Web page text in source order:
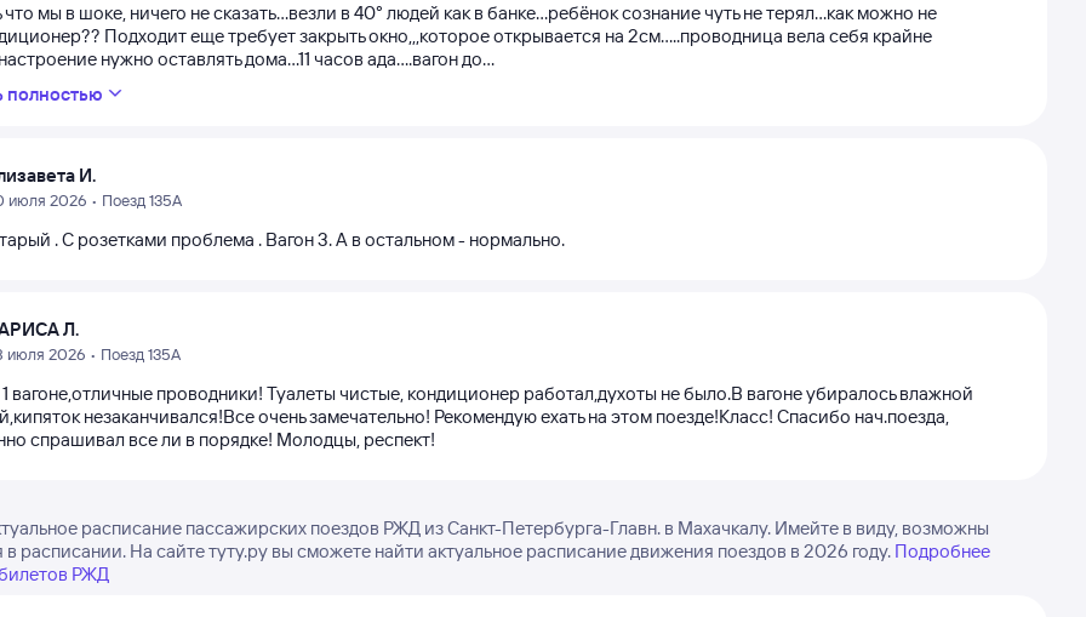
что мы в шоке, ничего не сказать...везли в 40° людей как в банке...ребёнок сознание чуть не терял...как можно не
Подходит еще требует закрыть окно,,,которое открывается на 2см.....проводница вела себя крайне
нужно оставлять дома...11 часов ада....вагон до...
полностью
И.
июля 2026 • Поезд 135А
. С розетками проблема . Вагон 3. А в остальном - нормально.
Л.
июля 2026 • Поезд 135А
1 вагоне,отличные проводники! Туалеты чистые, кондиционер работал,духоты не было.В вагоне убиралось влажной
незаканчивался!Все очень замечательно! Рекомендую ехать на этом поезде!Класс! Спасибо нач.поезда,
спрашивал все ли в порядке! Молодцы, респект!
расписание пассажирских поездов РЖД из Санкт-Петербурга-Главн. в Махачкалу. Имейте в виду, возможны
в расписании. На сайте туту.ру вы сможете найти актуальное расписание движения поездов в 2026 году. Подробнее
РЖД